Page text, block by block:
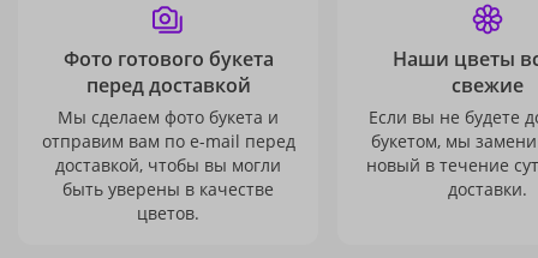
Фото готового букета
перед доставкой
Мы сделаем фото букета и
отправим вам по e-mail перед
доставкой, чтобы вы могли
быть уверены в качестве
цветов.
Наши цветы
свежие
Если вы не будете
букетом, мы
новый в течение
доставки.